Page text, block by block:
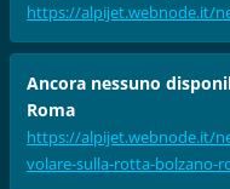
https://alpijet.webnode.it/
Ancora nessuno
Roma
https://alpijet.webnode.it/
volare-sulla-rotta-bolzano-